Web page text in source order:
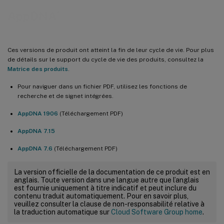
Ces versions de produit ont atteint la fin de leur cycle de vie. Pour plus
de détails sur le support du cycle de vie des produits, consultez la
Matrice des produits
Pour naviguer dans un fichier PDF, utilisez les fonctions de
recherche et de signet intégrées.
AppDNA 1906 (Téléchargement PDF)
AppDNA 7.15
AppDNA 7.6 (Téléchargement PDF)
La version officielle de la documentation de ce produit est en
anglais. Toute version dans une langue autre que l’anglais
est fournie uniquement à titre indicatif et peut inclure du
contenu traduit automatiquement. Pour en savoir plus,
veuillez consulter la clause de non-responsabilité relative à
la traduction automatique surCloud Software Group home.